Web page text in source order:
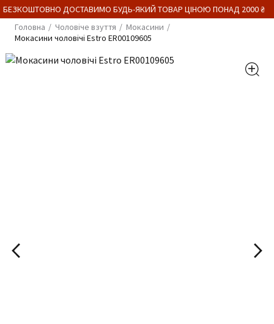
ДОСТАВИМО БУДЬ-ЯКИЙ ТОВАР ЦІНОЮ ПОНАД 2000 ₴
Головна
Чоловіче взуття
Мокасини
Мокасини чоловічі Estro ER00109605